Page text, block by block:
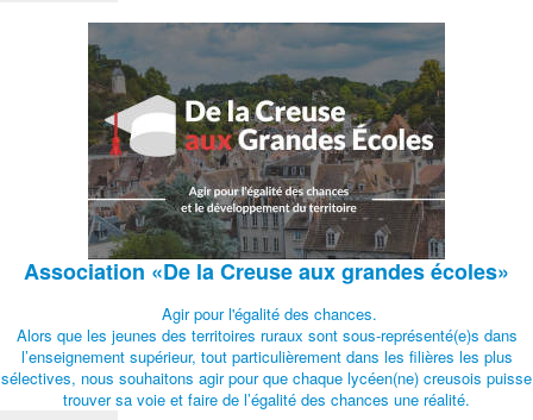
Association «De la Creuse aux grandes écoles»
Agir pour l'égalité des chances.
Alors que les jeunes des territoires ruraux sont sous-représenté(e)s dans
l’enseignement supérieur, tout particulièrement dans les filières les plus
sélectives, nous souhaitons agir pour que chaque lycéen(ne) creusois puisse
trouver sa voie et faire de l’égalité des chances une réalité.